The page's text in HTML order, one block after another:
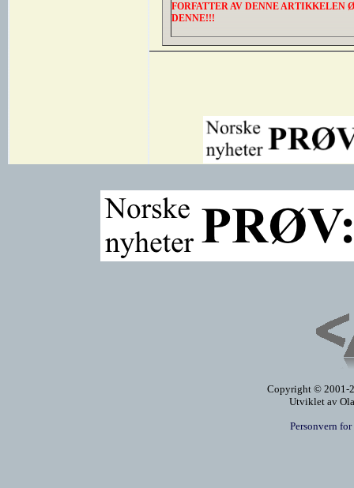
FORFATTER AV DENNE ARTIKKELEN
DENNE!!!
Copyright © 2001-
Utviklet av
Personvern